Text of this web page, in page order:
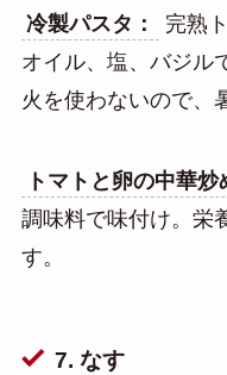
冷製パスタ：
完熟
オイル、塩、バジル
火を使わないので、
トマトと卵の中華炒
調味料で味付け。栄
す。
7. なす